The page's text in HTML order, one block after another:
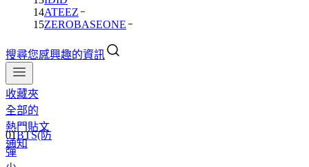
14ATEEZ
15ZEROBASEONE
搜尋您感興趣的資訊
收藏夾
全部的
熱門貼文
通知
01BTS(防
彈
少
年